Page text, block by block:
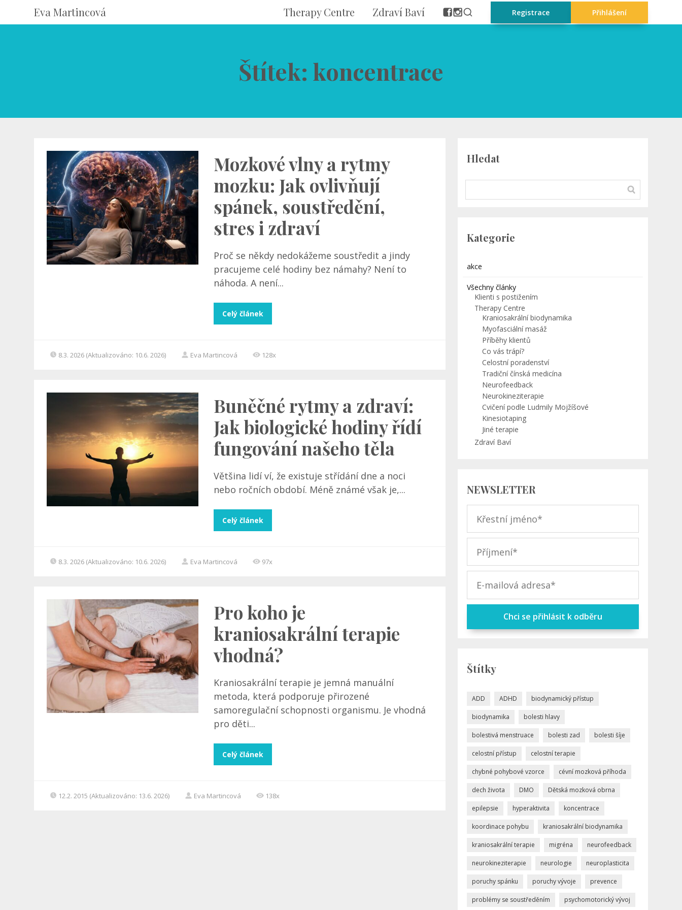
Eva Martincová Therapy Centre Zdraví Baví Registrace Přihlášení
Štítek: koncentrace
Mozkové vlny a rytmy
mozku: Jak ovlivňují
spánek, soustředění,
stres i zdraví
Proč se někdy nedokážeme soustředit a jindy
pracujeme celé hodiny bez námahy? Není to
náhoda. A není...
Celý článek
8.3. 2026 (Aktualizováno: 10.6. 2026) Eva Martincová 128x
Buněčné rytmy a zdraví:
Jak biologické hodiny řídí
fungování našeho těla
Většina lidí ví, že existuje střídání dne a noci
nebo ročních období. Méně známé však je,...
Celý článek
8.3. 2026 (Aktualizováno: 10.6. 2026) Eva Martincová 97x
Pro koho je
kraniosakrální terapie
vhodná?
Kraniosakrální terapie je jemná manuální
metoda, která podporuje přirozené
samoregulační schopnosti organismu. Je vhodná
pro děti...
Celý článek
12.2. 2015 (Aktualizováno: 13.6. 2026) Eva Martincová 138x
Hledat
Kategorie
akce
Všechny články
Klienti s postižením
Therapy Centre
Kraniosakrální biodynamika
Myofasciální masáž
Příběhy klientů
Co vás trápí?
Celostní poradenství
Tradiční čínská medicína
Neurofeedback
Neurokineziterapie
Cvičení podle Ludmily Mojžíšové
Kinesiotaping
Jiné terapie
Zdraví Baví
NEWSLETTER
Chci se přihlásit k odběru
Štítky
ADD ADHD biodynamický přístup
biodynamika bolesti hlavy
bolestivá menstruace bolesti zad bolesti šíje
celostní přístup celostní terapie
chybné pohybové vzorce cévní mozková příhoda
dech života DMO Dětská mozková obrna
epilepsie hyperaktivita koncentrace
koordinace pohybu kraniosakrální biodynamika
kraniosakrální terapie migréna neurofeedback
neurokineziterapie neurologie neuroplasticita
poruchy spánku poruchy vývoje prevence
problémy se soustředěním psychomotorický vývoj